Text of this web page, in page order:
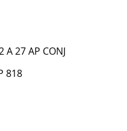
A 27 AP CONJ
818